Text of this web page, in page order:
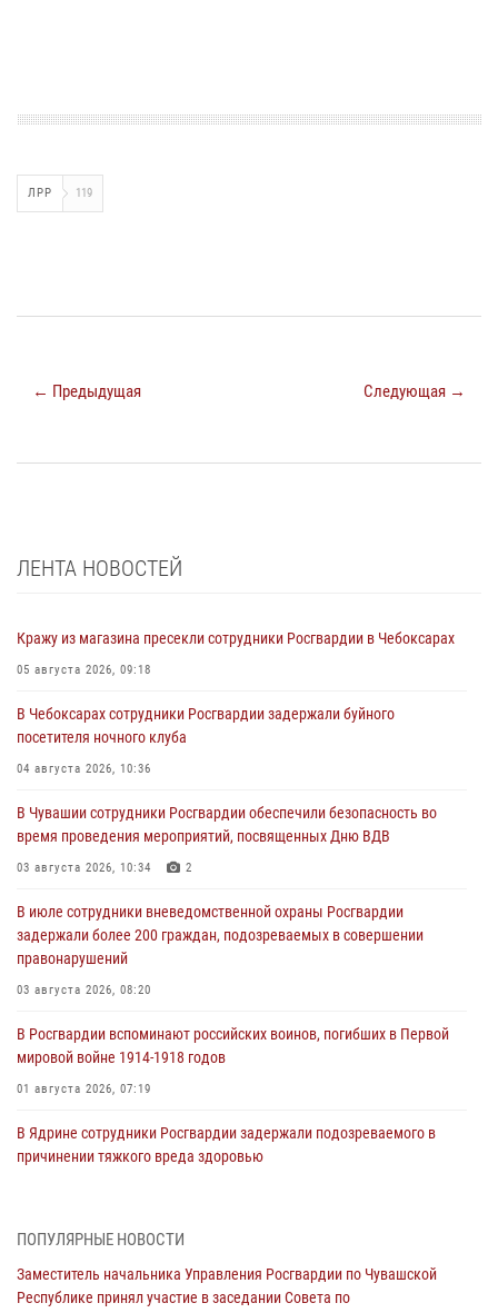
ЛРР 119
← Предыдущая Следующая →
ЛЕНТА НОВОСТЕЙ
Кражу из магазина пресекли сотрудники Росгвардии в Чебоксарах
05 августа 2026, 09:18
В Чебоксарах сотрудники Росгвардии задержали буйного
посетителя ночного клуба
04 августа 2026, 10:36
В Чувашии сотрудники Росгвардии обеспечили безопасность во
время проведения мероприятий, посвященных Дню ВДВ
03 августа 2026, 10:34 2
В июле сотрудники вневедомственной охраны Росгвардии
задержали более 200 граждан, подозреваемых в совершении
правонарушений
03 августа 2026, 08:20
В Росгвардии вспоминают российских воинов, погибших в Первой
мировой войне 1914-1918 годов
01 августа 2026, 07:19
В Ядрине сотрудники Росгвардии задержали подозреваемого в
причинении тяжкого вреда здоровью
1 августа – День дежурной службы войск национальной гвардии
ПОПУЛЯРНЫЕ НОВОСТИ
Заместитель начальника Управления Росгвардии по Чувашской
Республике принял участие в заседании Совета по